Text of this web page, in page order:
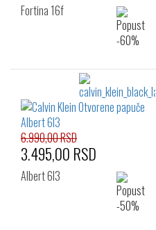
Fortina 16f
6.990,00 RSD
3.495,00 RSD
Albert 6l3